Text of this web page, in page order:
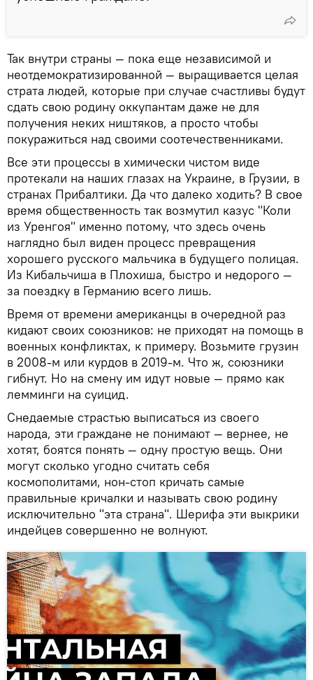
Так внутри страны — пока еще независимой и
неотдемократизированной — выращивается целая
страта людей, которые при случае счастливы будут
сдать свою родину оккупантам даже не для
получения неких ништяков, а просто чтобы
покуражиться над своими соотечественниками.
Все эти процессы в химически чистом виде
протекали на наших глазах на Украине, в Грузии, в
странах Прибалтики. Да что далеко ходить? В свое
время общественность так возмутил казус "Коли
из Уренгоя" именно потому, что здесь очень
наглядно был виден процесс превращения
хорошего русского мальчика в будущего полицая.
Из Кибальчиша в Плохиша, быстро и недорого —
за поездку в Германию всего лишь.
Время от времени американцы в очередной раз
кидают своих союзников: не приходят на помощь в
военных конфликтах, к примеру. Возьмите грузин
в 2008-м или курдов в 2019-м. Что ж, союзники
гибнут. Но на смену им идут новые — прямо как
лемминги на суицид.
Снедаемые страстью выписаться из своего
народа, эти граждане не понимают — вернее, не
хотят, боятся понять — одну простую вещь. Они
могут сколько угодно считать себя
космополитами, нон-стоп кричать самые
правильные кричалки и называть свою родину
исключительно "эта страна". Шерифа эти выкрики
индейцев совершенно не волнуют.